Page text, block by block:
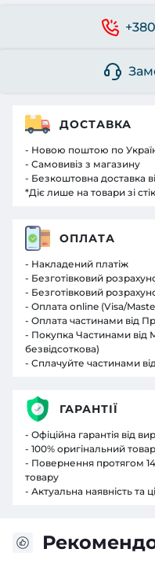
ДОСТАВКА
- Новою поштою по
- Самовивіз з магазину
- Безкоштовна доставка
*Діє лише на товари зі
ОПЛАТА
- Накладений платіж
- Безготівковий
- Безготівковий
- Оплата online (Visa/
- Оплата частинами від
- Покупка Частинами від
безвідсоткова)
- Сплачуйте частинами
ГАРАНТІЇ
- Офіційна гарантія від
- 100% оригінальний товар
- Повернення протягом
товару
- Актуальна наявність та